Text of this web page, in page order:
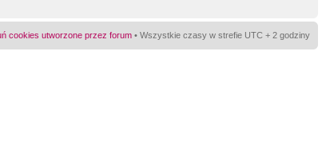
cookies utworzone przez forum • Wszystkie czasy w strefie UTC + 2 godziny